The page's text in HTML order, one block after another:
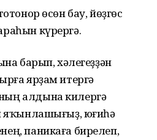
өсөн бау, йөҙгөс
күрергә.
барып, хәлегеҙҙән
ярҙам итергә
алдына килергә
яҡынлашығыҙ, юғиһә
паникаға бирелеп,